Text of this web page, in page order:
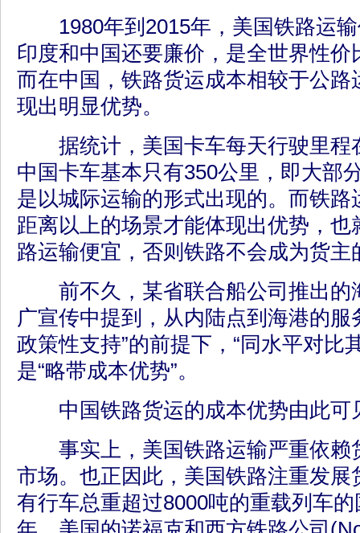
1980年到2015年，美国铁路运输
印度和中国还要廉价，是全世界性
而在中国，铁路货运成本相较于公路
现出明显优势。
据统计，美国卡车每天行驶里程
中国卡车基本只有350公里，即大部
是以城际运输的形式出现的。而铁路
距离以上的场景才能体现出优势，
路运输便宜，否则铁路不会成为货主
前不久，某省联合船公司推出的
广宣传中提到，从内陆点到海港的服
政策性支持”的前提下，“同水平对比
是“略带成本优势”。
中国铁路货运的成本优势由此可
事实上，美国铁路运输严重依赖
市场。也正因此，美国铁路注重发展
有行车总重超过8000吨的重载列车